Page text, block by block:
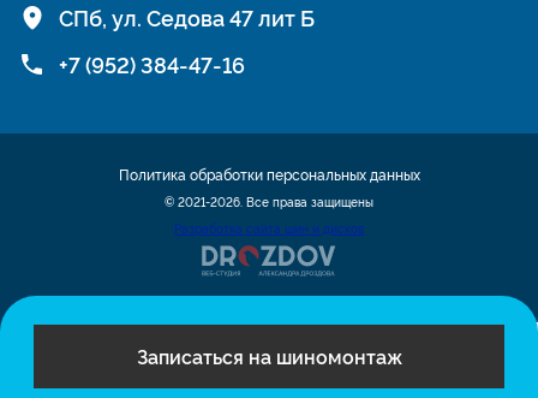
Записаться на шиномонтаж
СПб, ул. Седова 47 лит Б
+7 (952) 384-47-16
© 2021-2026. Все права защищены
Разработка сайта шин и дисков
Политика обработки персональных данных